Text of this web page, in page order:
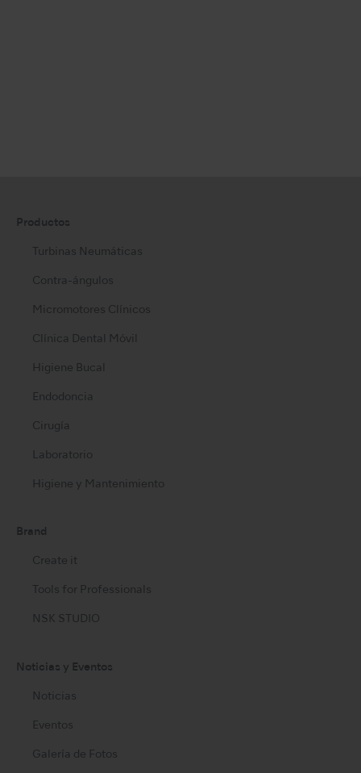
Productos
Turbinas Neumáticas
Contra-ángulos
Micromotores Clínicos
Clínica Dental Móvil
Higiene Bucal
Endodoncia
Cirugía
Laboratorio
Higiene y Mantenimiento
Brand
Create it
Tools for Professionals
NSK STUDIO
Noticias y Eventos
Noticias
Eventos
Galería de Fotos